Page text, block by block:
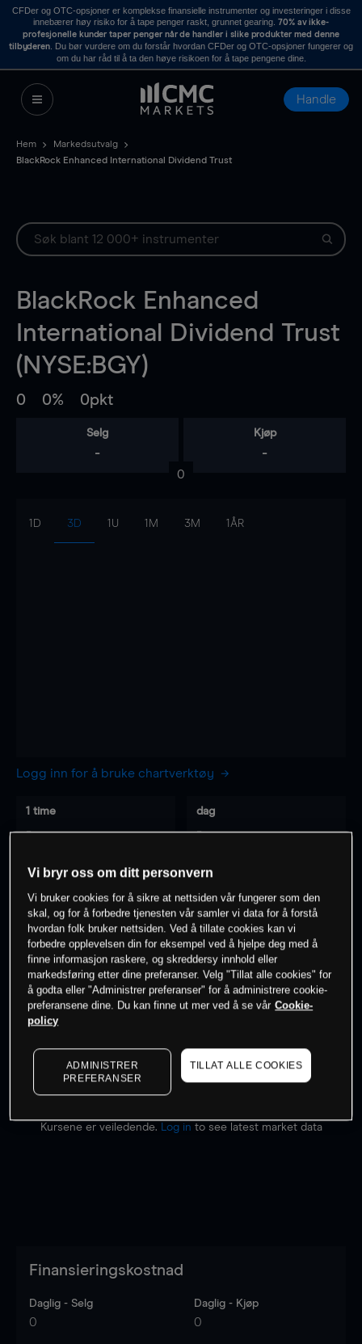
CFDer og OTC-opsjoner er komplekse finansielle instrumenter og investeringer i disse
innebærer høy risiko for å tape penger raskt, grunnet gearing. 70% av ikke-
profesjonelle kunder taper penger når de handler i slike produkter med denne
tilbyderen . Du bør vurdere om du forstår hvordan CFDer og OTC-opsjoner fungerer og
om du har råd til å ta den høye risikoen for å tape pengene dine.
Handle
Hem
Markedsutvalg
BlackRock Enhanced International Dividend Trust
BlackRock Enhanced
International Dividend Trust
(NYSE:BGY)
0 0% 0pkt
Selg
-
Kjøp
-
0
1D 3D 1U 1M 3M 1ÅR
Logg inn for å bruke chartverktøy
1 time
-
dag
-
7 dager
-
30 dager
-
0% av kunder erpå dette instrumentet
Kursene er veiledende. Log in to see latest market data
Finansieringskostnad
Daglig - Selg
0
Daglig - Kjøp
0
Vi bryr oss om ditt personvern
Vi bruker cookies for å sikre at nettsiden vår fungerer som den
skal, og for å forbedre tjenesten vår samler vi data for å forstå
hvordan folk bruker nettsiden. Ved å tillate cookies kan vi
forbedre opplevelsen din for eksempel ved å hjelpe deg med å
finne informasjon raskere, og skreddersy innhold eller
markedsføring etter dine preferanser. Velg "Tillat alle cookies" for
å godta eller "Administrer preferanser" for å administrere cookie-
preferansene dine. Du kan finne ut mer ved å se vår Cookie-
policy
ADMINISTRER
PREFERANSER
TILLAT ALLE COOKIES